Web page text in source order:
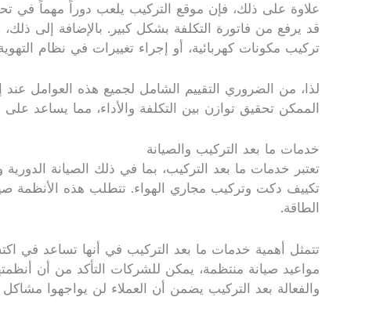
علاوة على ذلك، فإن موقع التركيب يلعب دوراً مهماً في
قد يرفع من فاتورة التكلفة بشكل كبير. بالإضافة إلى
تركيب مكونات كهربائية، أو إجراء تغييرات في نظام
لذا، من الضروري التقييم الشامل لجميع هذه العوامل
الممكن تحقيق توازن بين التكلفة والأداء، مما يساعد
خدمات ما بعد التركيب والصيانة
تعتبر خدمات ما بعد التركيب، بما في ذلك الصيانة
تكييف دكت وتركيب مجاري الهواء. تتطلب هذه الأنظمة
الطاقة.
تتمثل أهمية خدمات ما بعد التركيب في أنها تساعد في
مواعيد صيانة منتظمة، يمكن للشركات التأكد من أن
والفعالة بعد التركيب يضمن أن العملاء لن يواجهوا